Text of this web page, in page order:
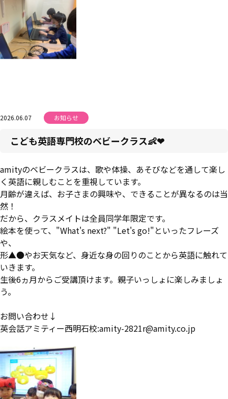
2026.06.07 お知らせ
こども英語専門校のベビークラス👶❤
amityのベビークラスは、歌や体操、あそびなどを通して楽し
く英語に親しむことを重視しています。
月齢が違えば、お子さまの興味や、できることが異なるのは当
然！
だから、クラスメイトは全員同学年限定です。
絵本を使って、"What's next?" "Let's go!"といったフレーズ
や、
形▲●やお天気など、身近な身の回りのことから英語に触れて
いきます。
生後6ヵ月からご受講頂けます。親子いっしょに楽しみましょ
う。
お問い合わせ↓
英会話アミティー西明石校:amity-2821r@amity.co.jp